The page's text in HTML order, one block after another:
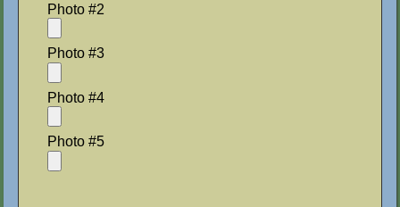
Photo #2
Photo #3
Photo #4
Photo #5